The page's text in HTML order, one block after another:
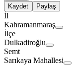
Kaydet
Paylaş
İl
Kahramanmaraş
İlçe
Dulkadiroğlu
Semt
Sarıkaya Mahallesi